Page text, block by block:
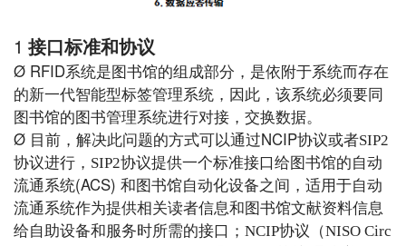
1 接口标准和协议
Ø RFID系统是图书馆的组成部分，是依附于系统而存在
的新一代智能型标签管理系统，因此，该系统必须要同
图书馆的 图书管理系统进行对接，交换数据。
Ø 目前，解决此问题的方式可以通过NCIP协议或者SIP2
协议进行， SIP2协议提供一个标准接口给图书馆的自动
流通系统(ACS) 和图书馆自动化设备之间，适用于自动
流通系统作为提供相关读者信息和图书馆文献资料信息
给自助设备和服务时所需的接口； NCIP协议（NISO Circ